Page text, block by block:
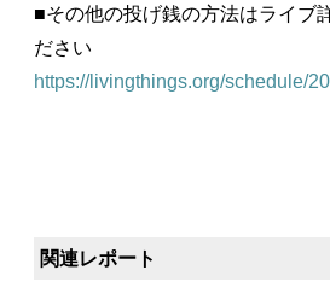
■その他の投げ銭の方法はライブ
ださい
https://livingthings.org/schedule/
関連レポート